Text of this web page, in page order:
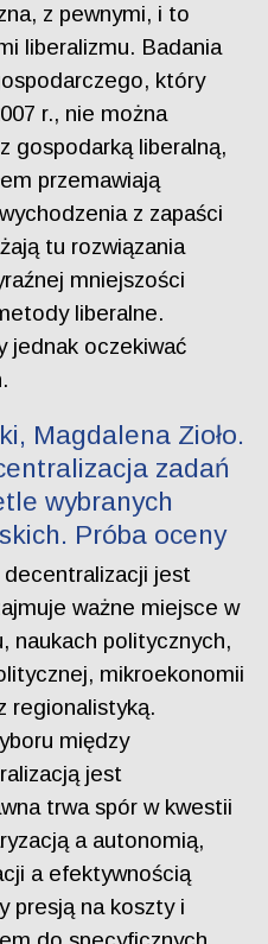
z pewnymi, i to
liberalizmu. Badania
który
r., nie można
gospodarką liberalną,
przemawiają
z zapaści
tu rozwiązania
mniejszości
liberalne.
jednak oczekiwać
Magdalena Zioło.
zadań
wybranych
Próba oceny
jest
ważne miejsce w
naukach politycznych,
mikroekonomii
regionalistyką.
między
jest
trwa spór w kwestii
a autonomią,
a efektywnością
presją na koszty i